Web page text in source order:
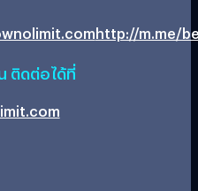
http://m.me/
ติดต่อได้ที่